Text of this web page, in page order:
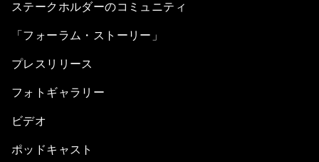
ステークホルダーのコミュニティ
「フォーラム・ストーリー」
プレスリリース
フォトギャラリー
ビデオ
ポッドキャスト